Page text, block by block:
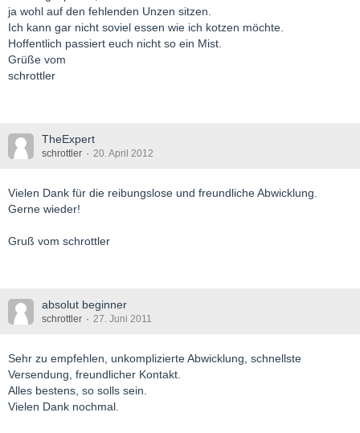
ja wohl auf den fehlenden Unzen sitzen.
Ich kann gar nicht soviel essen wie ich kotzen möchte.
Hoffentlich passiert euch nicht so ein Mist.
Grüße vom
schrottler
TheExpert
schrottler 20. April 2012
Vielen Dank für die reibungslose und freundliche Abwicklung.
Gerne wieder!
Gruß vom schrottler
absolut beginner
schrottler 27. Juni 2011
Sehr zu empfehlen, unkomplizierte Abwicklung, schnellste
Versendung, freundlicher Kontakt.
Alles bestens, so solls sein.
Vielen Dank nochmal.